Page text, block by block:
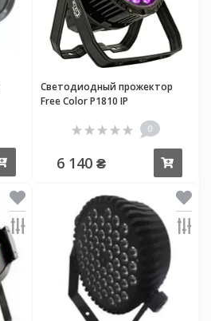
Светодиодный прожектор
Free Color P1810 IP
0
6 140 ₴